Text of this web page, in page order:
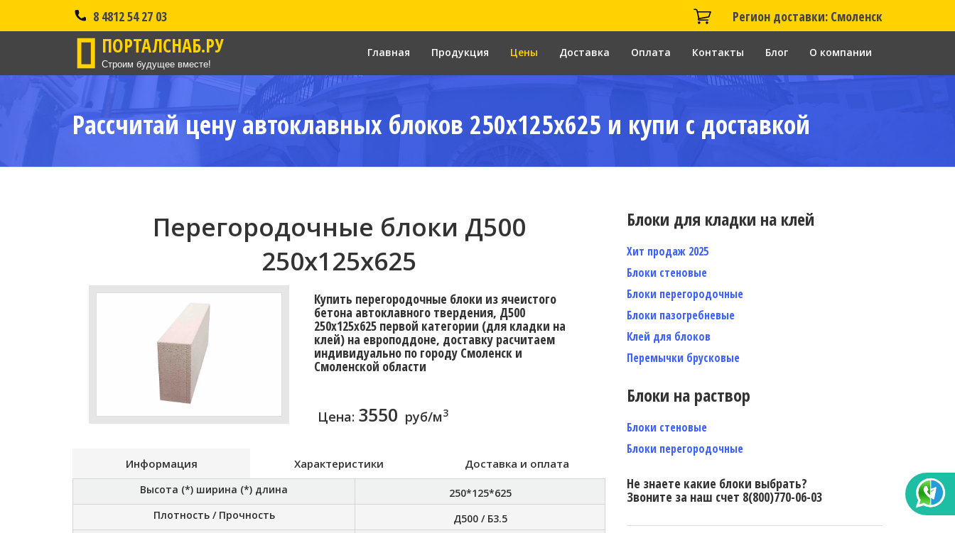
8 4812 54 27 03 Регион доставки: Смоленск
ПОРТАЛСНАБ.РУ
Строим будущее вместе!
Главная Продукция Цены Доставка Оплата Контакты Блог О компании
Рассчитай цену автоклавных блоков 250x125x625 и купи с доставкой
Перегородочные блоки Д500
250x125x625
Купить перегородочные блоки из ячеистого
бетона автоклавного твердения, Д500
250x125x625 первой категории (для кладки на
клей) на европоддоне, доставку расчитаем
индивидуально по городу Смоленск и
Смоленской области
Цена: 3550 руб/м3
Информация Характеристики Доставка и оплата
Высота (*) ширина (*) длина
250*125*625
Плотность / Прочность
Д500 / Б3.5
Блоки для кладки на клей
Хит продаж 2025
Блоки стеновые
Блоки перегородочные
Блоки пазогребневые
Клей для блоков
Перемычки брусковые
Блоки на раствор
Блоки стеновые
Блоки перегородочные
Не знаете какие блоки выбрать?
Звоните за наш счет 8(800)770-06-03